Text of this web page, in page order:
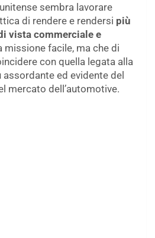
sembra lavorare
di rendere e rendersi più
vista commerciale e
missione facile, ma che di
con quella legata alla
ed evidente del
mercato dell’automotive.